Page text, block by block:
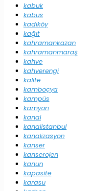
kabuk
kabus
kadıköy
kağıt
kahramankazan
kahramanmaraş
kahve
kahverengi
kalite
kamboçya
kampüs
kamyon
kanal
kanalistanbul
kanalizasyon
kanser
kanserojen
kanun
kapasite
karasu